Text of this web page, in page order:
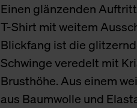
Einen glänzenden
T-Shirt mit weitem
Blickfang ist die
Schwinge veredelt mit
Brusthöhe. Aus einem
aus Baumwolle und